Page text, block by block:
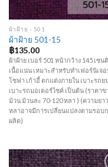
ผ้าฝ้าย - 501
ผ้าฝ้าย 501-15
฿135.00
ผ้าฝ้าย เบอร์ 501 หน้ากว้าง 145 เซน
เนื้อแน่น เหมาะสำหรับทำเฟอร์นิเจอ
โซฟา เก้าอี้ ตกแต่งภายใน เบาะรถย
เบาะรถมอเตอร์ไซค์ เป็นต้น (ราคาข
ม้วน ม้วนละ 70-120 หลา ) (ความยา
หลาอาจมีการเปลี่ยนแปลงตามรอบ
ผลิต)